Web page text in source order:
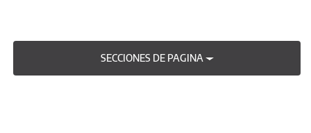
SECCIONES DE PAGINA